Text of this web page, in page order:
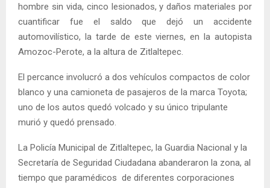
hombre sin vida, cinco lesionados, y daños materiales por
cuantificar fue el saldo que dejó un accidente
automovilístico, la tarde de este viernes, en la autopista
Amozoc-Perote, a la altura de Zitlaltepec.
El percance involucró a dos vehículos compactos de color
blanco y una camioneta de pasajeros de la marca Toyota;
uno de los autos quedó volcado y su único tripulante
murió y quedó prensado.
La Policía Municipal de Zitlaltepec, la Guardia Nacional y la
Secretaría de Seguridad Ciudadana abanderaron la zona, al
tiempo que paramédicos de diferentes corporaciones